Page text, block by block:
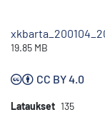
19.85 MB
CC BY 4.0
Lataukset 135